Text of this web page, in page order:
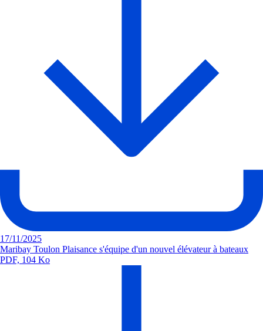
17/11/2025
Maribay Toulon Plaisance s'équipe d'un nouvel élévateur à bateaux
PDF, 104 Ko